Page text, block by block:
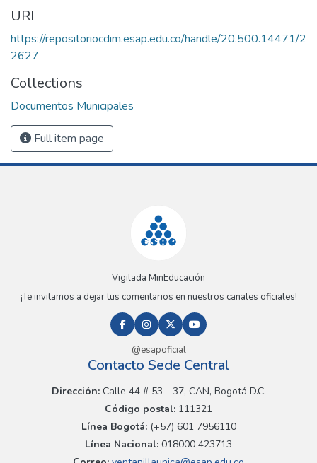
URI
https://repositoriocdim.esap.edu.co/handle/20.500.14471/2
2627
Collections
Documentos Municipales
Full item page
Vigilada MinEducación
¡Te invitamos a dejar tus comentarios en nuestros canales oficiales!
@esapoficial
Contacto Sede Central
Dirección:Calle 44 # 53 - 37, CAN, Bogotá D.C.
Código postal: 111321
Línea Bogotá:(+57) 601 7956110
Línea Nacional: 018000 423713